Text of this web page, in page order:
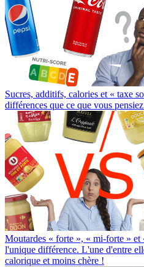
Sucres, additifs, calories et « taxe
différences que ce que vous
Moutardes « forte », « mi-forte » et
l'unique différence. L'une d'entre
calorique et moins chère !